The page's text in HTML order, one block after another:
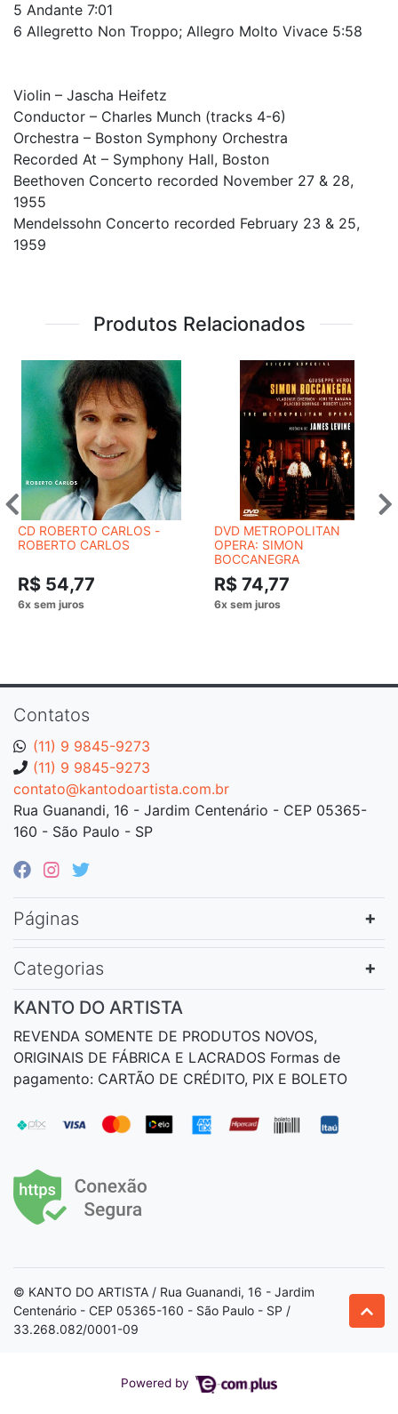
5 Andante 7:01
6 Allegretto Non Troppo; Allegro Molto Vivace 5:58
Violin – Jascha Heifetz
Conductor – Charles Munch (tracks 4-6)
Orchestra – Boston Symphony Orchestra
Recorded At – Symphony Hall, Boston
Beethoven Concerto recorded November 27 & 28,
1955
Mendelssohn Concerto recorded February 23 & 25,
1959
Produtos Relacionados
CD ROBERTO CARLOS -
ROBERTO CARLOS
R$ 54,77
DVD METROPOLITAN
OPERA: SIMON
BOCCANEGRA
R$ 74,77
Contatos
(11) 9 9845-9273
(11) 9 9845-9273
contato@kantodoartista.com.br
Rua Guanandi, 16 - Jardim Centenário - CEP 05365-
160 - São Paulo - SP
Páginas
Categorias
KANTO DO ARTISTA
REVENDA SOMENTE DE PRODUTOS NOVOS,
ORIGINAIS DE FÁBRICA E LACRADOS Formas de
pagamento: CARTÃO DE CRÉDITO, PIX E BOLETO
© KANTO DO ARTISTA / Rua Guanandi, 16 - Jardim
Centenário - CEP 05365-160 - São Paulo - SP /
33.268.082/0001-09
Powered by